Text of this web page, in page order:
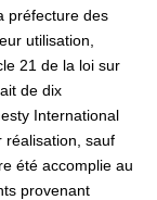
préfecture des
utilisation,
21 de la loi sur
de dix
International
réalisation, sauf
été accomplie au
provenant